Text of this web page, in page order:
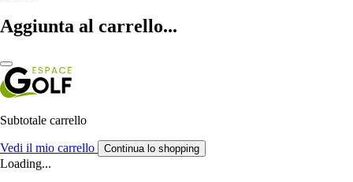
Aggiunta al carrello...
Subtotale carrello
Vedi il mio carrello Continua lo shopping
Loading...